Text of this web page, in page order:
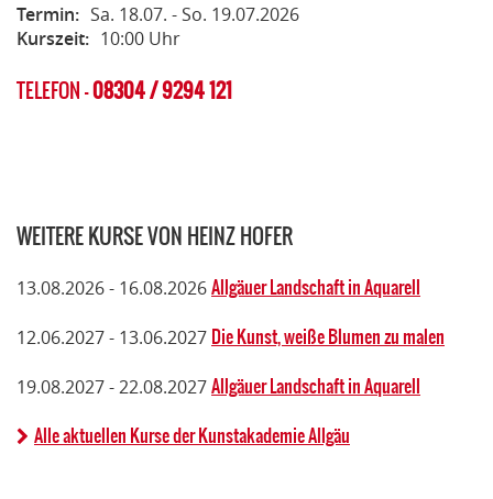
Termin: Sa. 18.07. - So. 19.07.2026
Kurszeit: 10:00 Uhr
TELEFON -08304 / 9294 121
WEITERE KURSE VON HEINZ HOFER
13.08.2026 - 16.08.2026Allgäuer Landschaft in Aquarell
12.06.2027 - 13.06.2027 Die Kunst, weiße Blumen zu malen
19.08.2027 - 22.08.2027Allgäuer Landschaft in Aquarell
Alle aktuellen Kurse der Kunstakademie Allgäu